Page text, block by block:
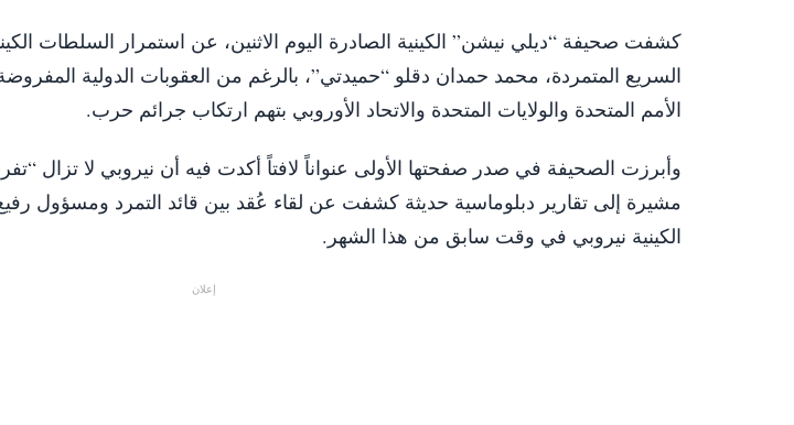
كشفت صحيفة “ديلي نيشن” الكينية الصادرة اليوم الاثنين، عن استمرار السلطات
السريع المتمردة، محمد حمدان دقلو “حميدتي”، بالرغم من العقوبات الدولية
الأمم المتحدة والولايات المتحدة والاتحاد الأوروبي بتهم ارتكاب جرائم حرب.
وأبرزت الصحيفة في صدر صفحتها الأولى عنواناً لافتاً أكدت فيه أن نيروبي لا تزال
مشيرة إلى تقارير دبلوماسية حديثة كشفت عن لقاء عُقد بين قائد التمرد ومسؤول
الكينية نيروبي في وقت سابق من هذا الشهر.
إعلان